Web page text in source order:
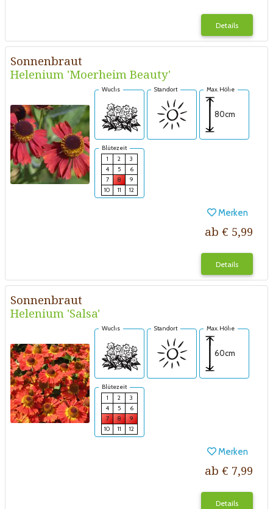
Details
Sonnenbraut
Helenium 'Moerheim Beauty'
Wuchs Standort Max. Höhe
80cm
Blütezeit
1
2
3
4
5
6
7
8
9
10
11 12
Merken
ab € 5,99
Details
Sonnenbraut
Helenium 'Salsa'
Wuchs Standort Max. Höhe
60cm
Blütezeit
1
2
3
4
5
6
7
8
9
10
11 12
Merken
ab € 7,99
Details